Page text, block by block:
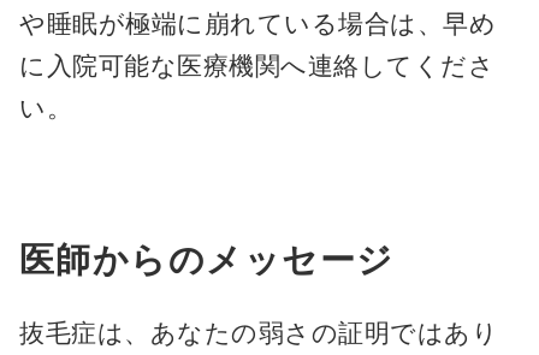
や睡眠が極端に崩れている場合は、早め
に入院可能な医療機関へ連絡してくださ
い。
医師からのメッセージ
抜毛症は、あなたの弱さの証明ではあり